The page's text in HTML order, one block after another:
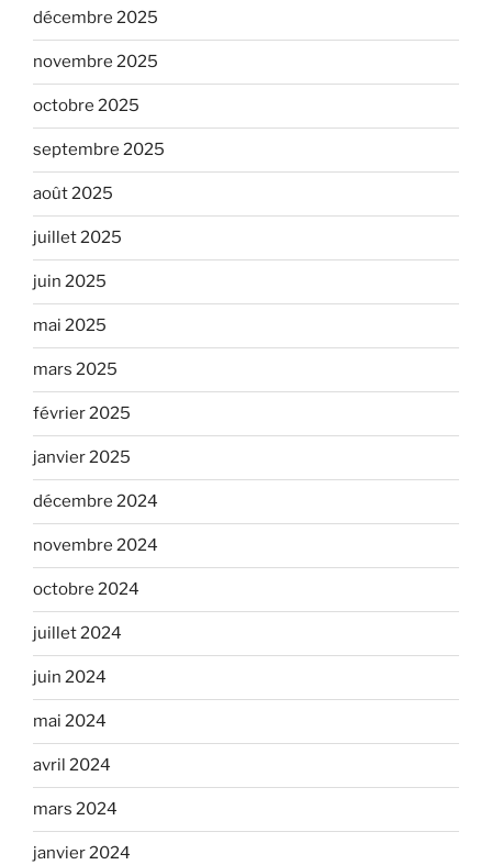
décembre 2025
novembre 2025
octobre 2025
septembre 2025
août 2025
juillet 2025
juin 2025
mai 2025
mars 2025
février 2025
janvier 2025
décembre 2024
novembre 2024
octobre 2024
juillet 2024
juin 2024
mai 2024
avril 2024
mars 2024
janvier 2024